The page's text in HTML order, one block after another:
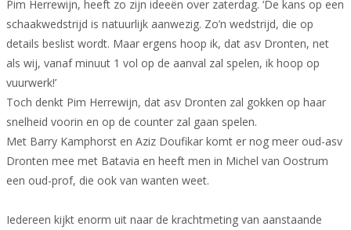
Pim Herrewijn, heeft zo zijn ideeën over zaterdag. ‘De kans op een
schaakwedstrijd is natuurlijk aanwezig. Zo’n wedstrijd, die op
details beslist wordt. Maar ergens hoop ik, dat asv Dronten, net
als wij, vanaf minuut 1 vol op de aanval zal spelen, ik hoop op
vuurwerk!’
Toch denkt Pim Herrewijn, dat asv Dronten zal gokken op haar
snelheid voorin en op de counter zal gaan spelen.
Met Barry Kamphorst en Aziz Doufikar komt er nog meer oud-asv
Dronten mee met Batavia en heeft men in Michel van Oostrum
een oud-prof, die ook van wanten weet.
Iedereen kijkt enorm uit naar de krachtmeting van aanstaande